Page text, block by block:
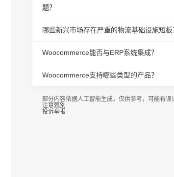
题？
哪些新兴市场存在严重的物流基础设施短板
Woocommerce能否与ERP系统集成？
Woocommerce支持哪些类型的产品？
部分内容依据人工智能生成，仅供参考，可能有误
注意甄别
投诉举报